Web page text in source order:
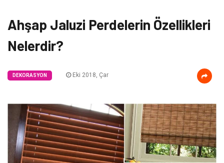
Ahşap Jaluzi Perdelerin Özellikleri
Nelerdir?
DEKORASYON Eki 2018, Çar